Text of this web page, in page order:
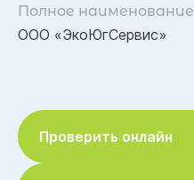
Полное наименование
ООО «ЭкоЮгСервис»
Проверить онлайн